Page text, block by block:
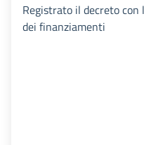
Registrato il decreto con
dei finanziamenti